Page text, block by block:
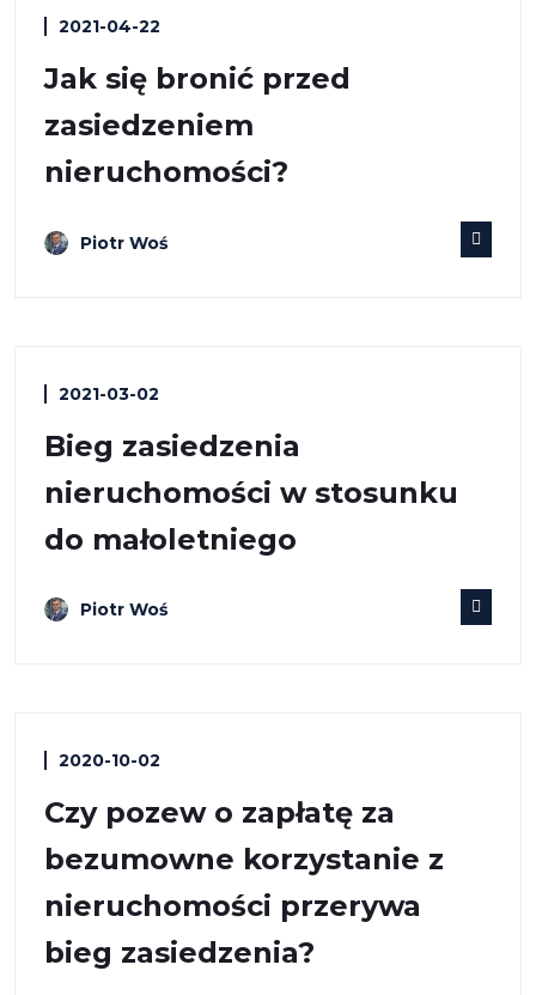
2021-04-22
Jak się bronić przed
zasiedzeniem
nieruchomości?
Piotr Woś
2021-03-02
Bieg zasiedzenia
nieruchomości w stosunku
do małoletniego
Piotr Woś
2020-10-02
Czy pozew o zapłatę za
bezumowne korzystanie z
nieruchomości przerywa
bieg zasiedzenia?